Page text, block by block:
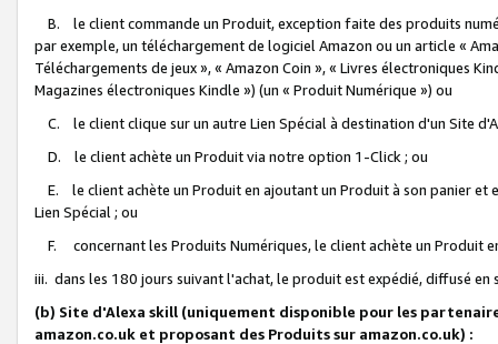
B. le client commande un Produit, exception faite des produits
par exemple, un téléchargement de logiciel Amazon ou un article «
Téléchargements de jeux », « Amazon Coin », « Livres électroniques
Magazines électroniques Kindle ») (un « Produit Numérique ») ou
C. le client clique sur un autre Lien Spécial à destination d'un Site
D. le client achète un Produit via notre option 1-Click ; ou
E. le client achète un Produit en ajoutant un Produit à son panier et
Lien Spécial ; ou
F. concernant les Produits Numériques, le client achète un Produit
iii. dans les 180 jours suivant l'achat, le produit est expédié, diffusé
(b) Site d'Alexa skill (uniquement disponible pour les
amazon.co.uk et proposant des Produits sur amazon.co.uk) :